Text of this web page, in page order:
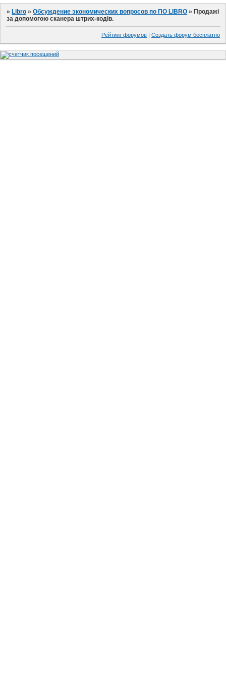
» Libro »Обсуждение экономических вопросов по ПО LIBRO » Продажі
за допомогою сканера штрих-кодів.
Рейтинг форумов | Создать форум бесплатно